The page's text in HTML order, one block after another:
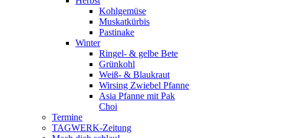
Kohlgemüse
Muskatkürbis
Pastinake
Winter
Ringel- & gelbe Bete
Grünkohl
Weiß- & Blaukraut
Wirsing Zwiebel Pfanne
Asia Pfanne mit Pak
Choi
Termine
TAGWERK-Zeitung